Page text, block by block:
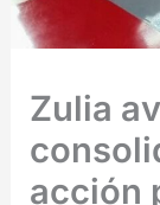
Zulia
acción